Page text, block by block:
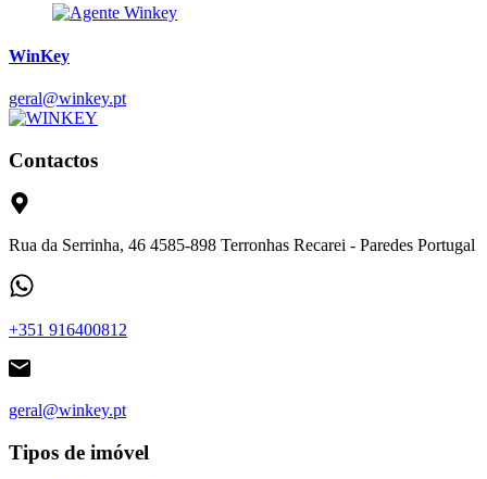
WinKey
geral@winkey.pt
Contactos
Rua da Serrinha, 46 4585-898 Terronhas Recarei - Paredes Portugal
+351 916400812
geral@winkey.pt
Tipos de imóvel